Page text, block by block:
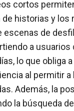
cortos
historias y
de
a
lo que obliga
al permitir
Además, la
la búsqueda